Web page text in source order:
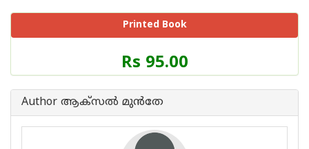
Printed Book
Price
of
Book
Rs 95.00
Author ആക്‌സല്‍ മുന്‍തേ